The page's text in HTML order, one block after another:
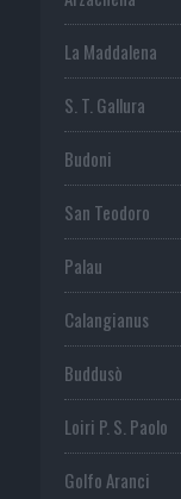
La Maddalena
S. T. Gallura
Budoni
San Teodoro
Palau
Calangianus
Buddusò
Loiri P. S. Paolo
Golfo Aranci